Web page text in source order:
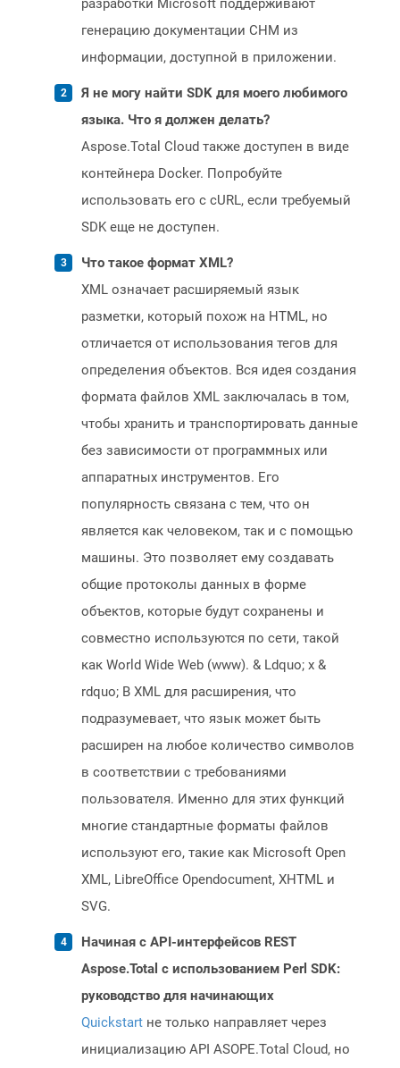
разработки Microsoft поддерживают
генерацию документации CHM из
информации, доступной в приложении.
Я не могу найти SDK для моего любимого
языка. Что я должен делать?
Aspose.Total Cloud также доступен в виде
контейнера Docker. Попробуйте
использовать его с cURL, если требуемый
SDK еще не доступен.
Что такое формат XML?
XML означает расширяемый язык
разметки, который похож на HTML, но
отличается от использования тегов для
определения объектов. Вся идея создания
формата файлов XML заключалась в том,
чтобы хранить и транспортировать данные
без зависимости от программных или
аппаратных инструментов. Его
популярность связана с тем, что он
является как человеком, так и с помощью
машины. Это позволяет ему создавать
общие протоколы данных в форме
объектов, которые будут сохранены и
совместно используются по сети, такой
как World Wide Web (www). & Ldquo; x &
rdquo; В XML для расширения, что
подразумевает, что язык может быть
расширен на любое количество символов
в соответствии с требованиями
пользователя. Именно для этих функций
многие стандартные форматы файлов
используют его, такие как Microsoft Open
XML, LibreOffice Opendocument, XHTML и
SVG.
Начиная с API-интерфейсов REST
Aspose.Total с использованием Perl SDK:
руководство для начинающих
Quickstart не только направляет через
инициализацию API ASOPE.Total Cloud, но